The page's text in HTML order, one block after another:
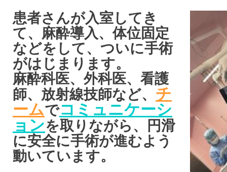
患者さんが入室してき
て、麻酔導入、体位固定
などをして、ついに手術
がはじまります。
麻酔科医、外科医、看護
師、放射線技師など、 チ
ームでコミュニケーシ
ョンを取りながら、円滑
に安全に手術が進むよう
動いています。